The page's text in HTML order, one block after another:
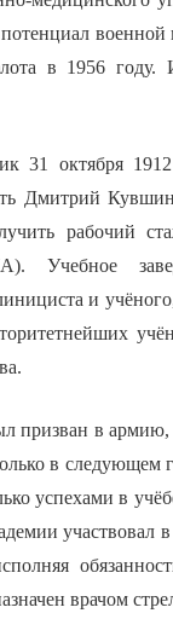
в 1956
31 октября
Дмитрий
рабочий
Учебное
и
в армию,
в следующем
успехами в
участвовал
врачом